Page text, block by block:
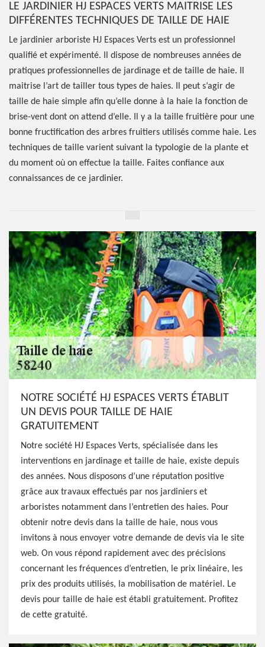
LE JARDINIER HJ ESPACES VERTS MAITRISE LES
DIFFÉRENTES TECHNIQUES DE TAILLE DE HAIE
Le jardinier arboriste HJ Espaces Verts est un professionnel
qualifié et expérimenté. Il dispose de nombreuses années de
pratiques professionnelles de jardinage et de taille de haie. Il
maitrise l’art de tailler tous types de haies. Il peut s’agir de
taille de haie simple afin qu’elle donne à la haie la fonction de
brise-vent dont on attend d’elle. Il y a la taille fruitière pour une
bonne fructification des arbres fruitiers utilisés comme haie. Les
techniques de taille varient suivant la typologie de la plante et
du moment où on effectue la taille. Faites confiance aux
connaissances de ce jardinier.
NOTRE SOCIÉTÉ HJ ESPACES VERTS ÉTABLIT
UN DEVIS POUR TAILLE DE HAIE
GRATUITEMENT
Notre société HJ Espaces Verts, spécialisée dans les
interventions en jardinage et taille de haie, existe depuis
des années. Nous disposons d’une réputation positive
grâce aux travaux effectués par nos jardiniers et
arboristes notamment dans l’entretien des haies. Pour
obtenir notre devis dans la taille de haie, nous vous
invitons à nous envoyer votre demande de devis via le site
web. On vous répond rapidement avec des précisions
concernant les fréquences d’entretien, le prix linéaire, les
prix des produits utilisés, la mobilisation de matériel. Le
devis pour taille de haie est établi gratuitement. Profitez
de cette gratuité.